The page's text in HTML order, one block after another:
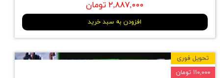
۲,۸۸۷,۰۰۰ تومان
افزودن به سبد خرید
تحویل فوری
۱۱۰,۰۰۰ تومان